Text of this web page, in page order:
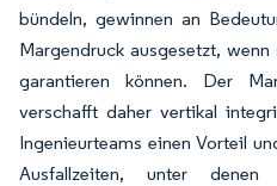
bündeln, gewinnen an
Margendruck ausgesetzt,
garantieren können. Der
verschafft daher vertikal
Ingenieurteams einen Vorteil
Ausfallzeiten, unter